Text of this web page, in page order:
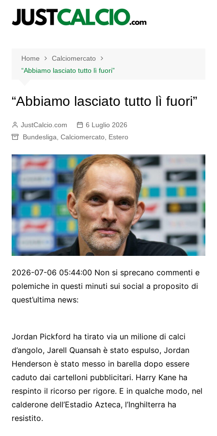
Home
Calciomercato
“Abbiamo lasciato tutto lì fuori”
“Abbiamo lasciato tutto lì fuori”
JustCalcio.com
6 Luglio 2026
Bundesliga Calciomercato, Estero
2026-07-06 05:44:00 Non si sprecano commenti e
polemiche in questi minuti sui social a proposito di
quest’ultima news:
Jordan Pickford ha tirato via un milione di calci
d’angolo, Jarell Quansah è stato espulso, Jordan
Henderson è stato messo in barella dopo essere
caduto dai cartelloni pubblicitari. Harry Kane ha
respinto il ricorso per rigore. E in qualche modo, nel
calderone dell’Estadio Azteca, l’Inghilterra ha
resistito.